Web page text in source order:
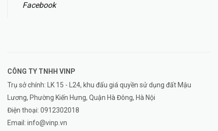
Facebook
CÔNG TY TNHH VINP
Trụ sở chính: LK 15 - L24, khu đấu giá quyền sử dụng đất Mậu
Lương, Phường Kiến Hưng, Quận Hà Đông, Hà Nội
Điện thoại: 0912302018
Email: info@vinp.vn